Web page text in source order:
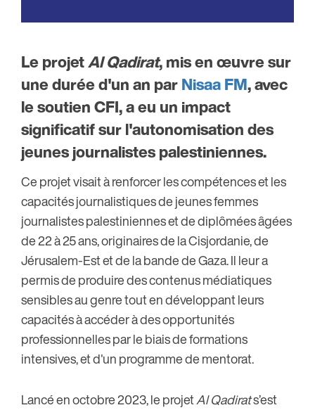
Le projetAl Qadirat, mis en œuvre sur
une durée d'un an parNisaa FM, avec
le soutien CFI, a eu un impact
significatif sur l'autonomisation des
jeunes journalistes palestiniennes.
Ce projet visait à renforcer les compétences et les
capacités journalistiques de jeunes femmes
journalistes palestiniennes et de diplômées âgées
de 22 à 25 ans, originaires de la Cisjordanie, de
Jérusalem-Est et de la bande de Gaza. Il leur a
permis de produire des contenus médiatiques
sensibles au genre tout en développant leurs
capacités à accéder à des opportunités
professionnelles par le biais de formations
intensives, et d'un programme de mentorat.
Lancé en octobre 2023, le projetAl Qadirats’est